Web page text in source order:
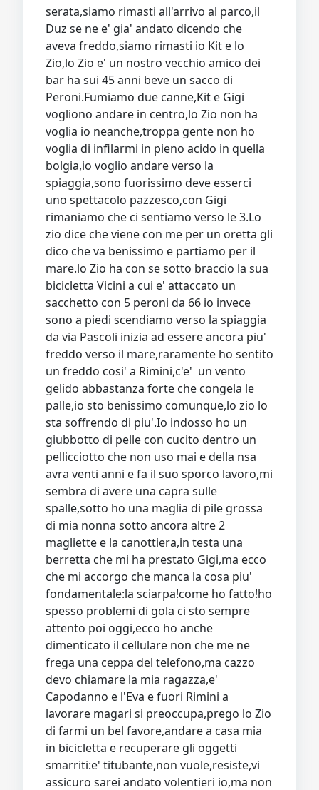
serata,siamo rimasti all'arrivo al parco,il
Duz se ne e' gia' andato dicendo che
aveva freddo,siamo rimasti io Kit e lo
Zio,lo Zio e' un nostro vecchio amico dei
bar ha sui 45 anni beve un sacco di
Peroni.Fumiamo due canne,Kit e Gigi
vogliono andare in centro,lo Zio non ha
voglia io neanche,troppa gente non ho
voglia di infilarmi in pieno acido in quella
bolgia,io voglio andare verso la
spiaggia,sono fuorissimo deve esserci
uno spettacolo pazzesco,con Gigi
rimaniamo che ci sentiamo verso le 3.Lo
zio dice che viene con me per un oretta gli
dico che va benissimo e partiamo per il
mare.lo Zio ha con se sotto braccio la sua
bicicletta Vicini a cui e' attaccato un
sacchetto con 5 peroni da 66 io invece
sono a piedi scendiamo verso la spiaggia
da via Pascoli inizia ad essere ancora piu'
freddo verso il mare,raramente ho sentito
un freddo cosi' a Rimini,c'e' un vento
gelido abbastanza forte che congela le
palle,io sto benissimo comunque,lo zio lo
sta soffrendo di piu'.Io indosso ho un
giubbotto di pelle con cucito dentro un
pellicciotto che non uso mai e della nsa
avra venti anni e fa il suo sporco lavoro,mi
sembra di avere una capra sulle
spalle,sotto ho una maglia di pile grossa
di mia nonna sotto ancora altre 2
magliette e la canottiera,in testa una
berretta che mi ha prestato Gigi,ma ecco
che mi accorgo che manca la cosa piu'
fondamentale:la sciarpa!come ho fatto!ho
spesso problemi di gola ci sto sempre
attento poi oggi,ecco ho anche
dimenticato il cellulare non che me ne
frega una ceppa del telefono,ma cazzo
devo chiamare la mia ragazza,e'
Capodanno e l'Eva e fuori Rimini a
lavorare magari si preoccupa,prego lo Zio
di farmi un bel favore,andare a casa mia
in bicicletta e recuperare gli oggetti
smarriti:e' titubante,non vuole,resiste,vi
assicuro sarei andato volentieri io,ma non